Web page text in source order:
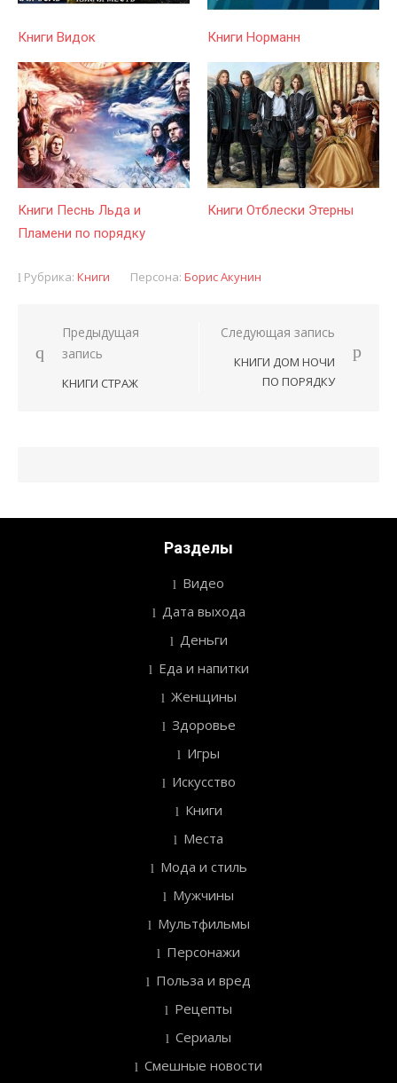
Книги Видок Книги Норманн
Книги Песнь Льда и
Пламени по порядку
Книги Отблески Этерны
Рубрика: Книги Персона: Борис Акунин
Навигация
Предыдущая
запись
КНИГИ СТРАЖ
Следующая запись
КНИГИ ДОМ НОЧИ
ПО ПОРЯДКУ
Разделы
Видео
Дата выхода
Деньги
Еда и напитки
Женщины
Здоровье
Игры
Искусство
Книги
Места
Мода и стиль
Мужчины
Мультфильмы
Персонажи
Польза и вред
Рецепты
Сериалы
Смешные новости